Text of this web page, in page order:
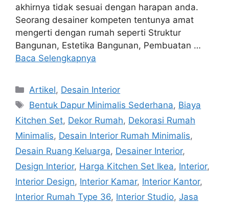
akhirnya tidak sesuai dengan harapan anda.
Seorang desainer kompeten tentunya amat
mengerti dengan rumah seperti Struktur
Bangunan, Estetika Bangunan, Pembuatan …
Baca Selengkapnya
Artikel, Desain Interior
Bentuk Dapur Minimalis Sederhana, Biaya
Kitchen Set, Dekor Rumah, Dekorasi Rumah
Minimalis, Desain Interior Rumah Minimalis,
Desain Ruang Keluarga, Desainer Interior,
Design Interior, Harga Kitchen Set Ikea, Interior,
Interior Design, Interior Kamar, Interior Kantor,
Interior Rumah Type 36, Interior Studio, Jasa